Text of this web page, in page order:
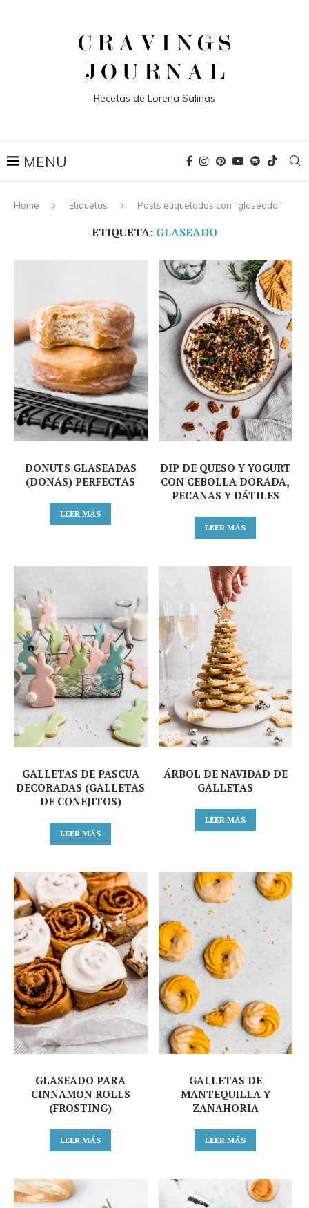
Recetas de Lorena Salinas
Home Etiquetas Posts etiquetados con "glaseado"
ETIQUETA: GLASEADO
DONUTS GLASEADAS
(DONAS) PERFECTAS
LEER MÁS
DIP DE QUESO Y YOGURT
CON CEBOLLA DORADA,
PECANAS Y DÁTILES
LEER MÁS
GALLETAS DE PASCUA
DECORADAS (GALLETAS
DE CONEJITOS)
LEER MÁS
ÁRBOL DE NAVIDAD DE
GALLETAS
LEER MÁS
GLASEADO PARA
CINNAMON ROLLS
(FROSTING)
LEER MÁS
GALLETAS DE
MANTEQUILLA Y
ZANAHORIA
LEER MÁS